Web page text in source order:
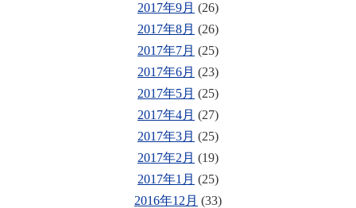
2017年9月 (26)
2017年8月 (26)
2017年7月 (25)
2017年6月 (23)
2017年5月 (25)
2017年4月 (27)
2017年3月 (25)
2017年2月 (19)
2017年1月 (25)
2016年12月 (33)